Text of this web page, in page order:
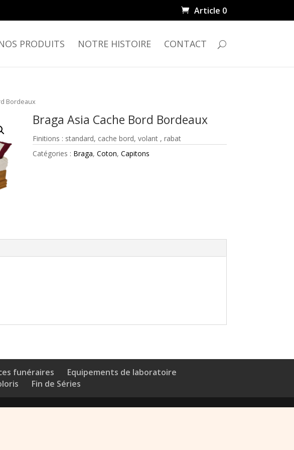
Article 0
PRODUITS NOTRE HISTOIRE CONTACT
Bordeaux
Braga Asia Cache Bord Bordeaux
Finitions : standard, cache bord, volant , rabat
Catégories : Braga, Coton, Capitons
funéraires
Equipements de laboratoire
Fin de Séries